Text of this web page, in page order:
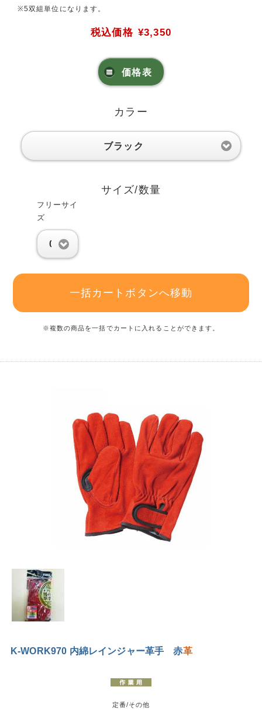
※5双組単位になります。
税込価格 ¥3,350
価格表
カラー
ブラック
サイズ/数量
フリーサイ
ズ
0
一括カートボタンへ移動
※複数の商品を一括でカートに入れることができます。
K-WORK970 内綿レインジャー革手 赤革
定番/その他